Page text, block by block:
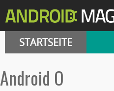
STARTSEITE
Android O